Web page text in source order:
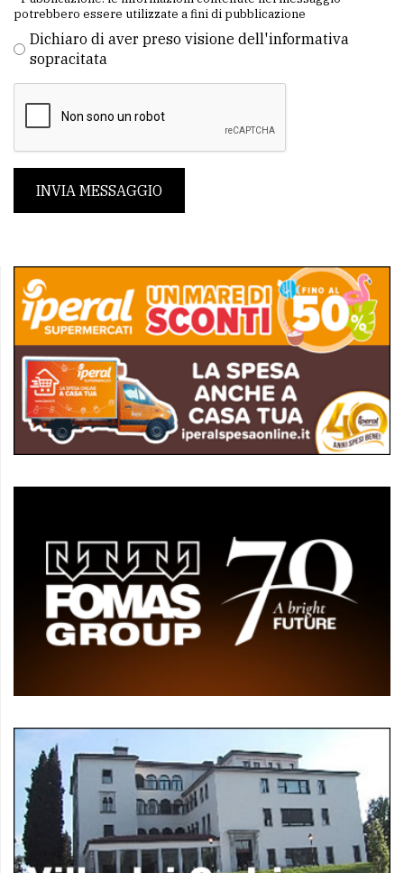
potrebbero essere utilizzate a fini di pubblicazione
Dichiaro di aver preso visione dell'informativa
sopracitata
INVIA MESSAGGIO